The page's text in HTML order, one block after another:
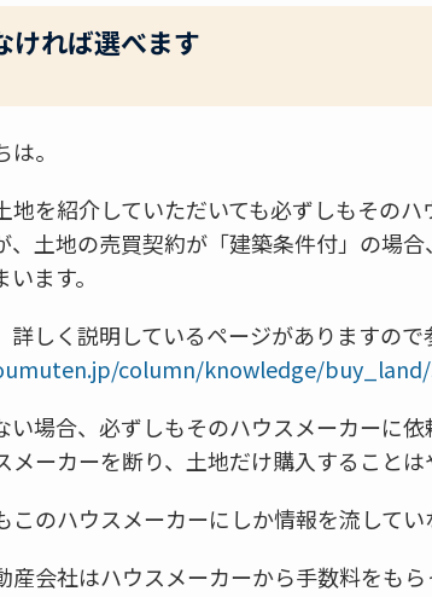
ければ選べます
。
地を紹介していただいても必ずしもその
、土地の売買契約が「建築条件付」の場
ます。
しく説明しているページがありますので
column/knowledge/
場合、必ずしもそのハウスメーカーに依
ーカーを断り、土地だけ購入することは
のハウスメーカーにしか情報を流してい
産会社はハウスメーカーから手数料をも